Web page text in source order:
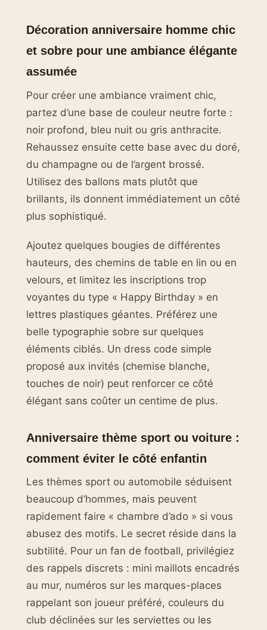
Décoration anniversaire homme chic
et sobre pour une ambiance élégante
assumée
Pour créer une ambiance vraiment chic,
partez d’une base de couleur neutre forte :
noir profond, bleu nuit ou gris anthracite.
Rehaussez ensuite cette base avec du doré,
du champagne ou de l’argent brossé.
Utilisez des ballons mats plutôt que
brillants, ils donnent immédiatement un côté
plus sophistiqué.
Ajoutez quelques bougies de différentes
hauteurs, des chemins de table en lin ou en
velours, et limitez les inscriptions trop
voyantes du type « Happy Birthday » en
lettres plastiques géantes. Préférez une
belle typographie sobre sur quelques
éléments ciblés. Un dress code simple
proposé aux invités (chemise blanche,
touches de noir) peut renforcer ce côté
élégant sans coûter un centime de plus.
Anniversaire thème sport ou voiture :
comment éviter le côté enfantin
Les thèmes sport ou automobile séduisent
beaucoup d’hommes, mais peuvent
rapidement faire « chambre d’ado » si vous
abusez des motifs. Le secret réside dans la
subtilité. Pour un fan de football, privilégiez
des rappels discrets : mini maillots encadrés
au mur, numéros sur les marques-places
rappelant son joueur préféré, couleurs du
club déclinées sur les serviettes ou les